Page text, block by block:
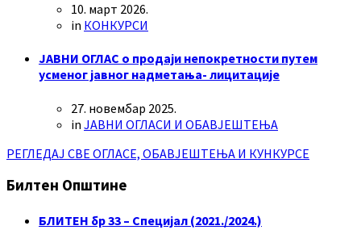
10. март 2026.
in КОНКУРСИ
ЈАВНИ ОГЛАС о продаји непокретности путем
усменог јавног надметања- лицитације
27. новембар 2025.
in ЈАВНИ ОГЛАСИ И ОБАВЈЕШТЕЊА
РЕГЛЕДАЈ СВЕ ОГЛАСЕ, ОБАВЈЕШТЕЊА И КУНКУРСЕ
Билтен Општине
БЛИТЕН бр 33 – Специјал (2021./2024.)